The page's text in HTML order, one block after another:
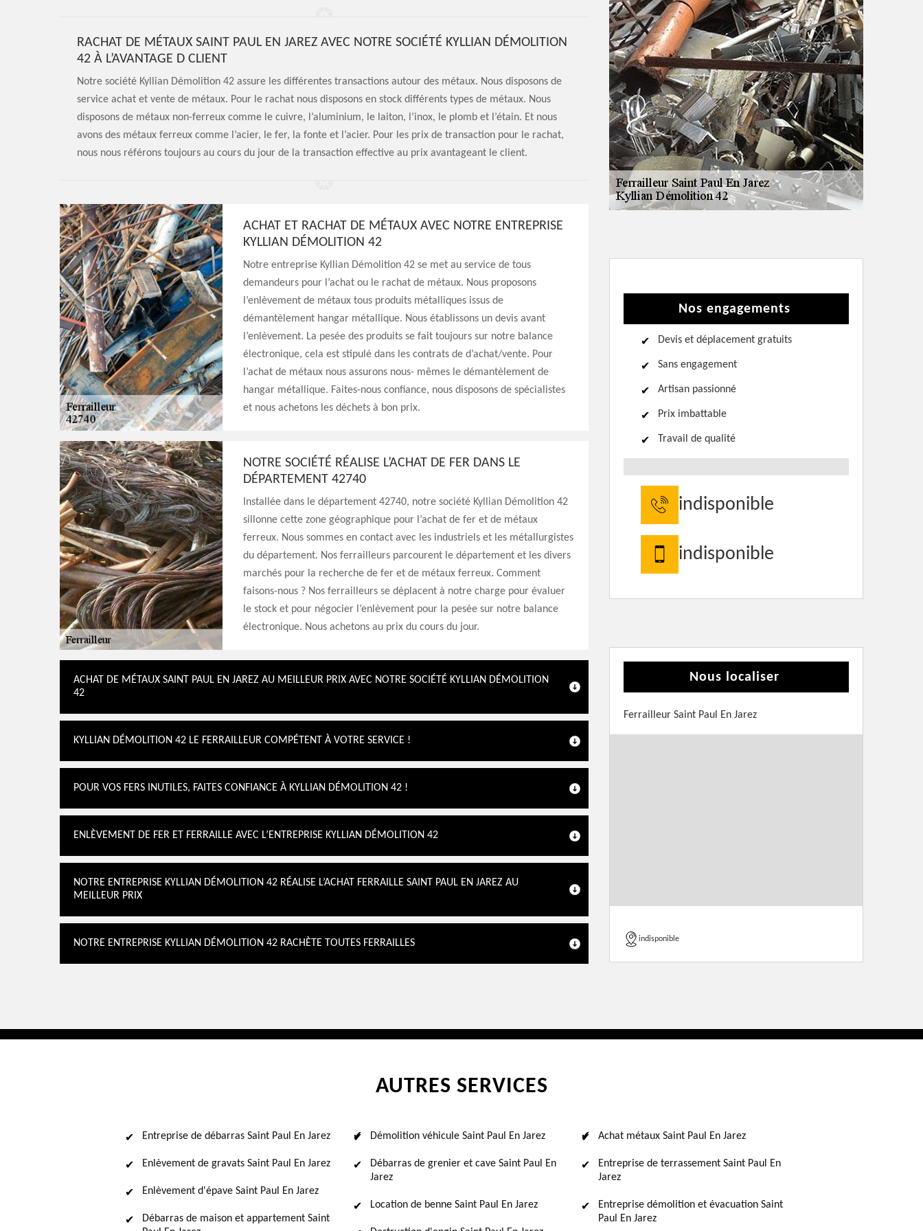
RACHAT DE MÉTAUX SAINT PAUL EN JAREZ AVEC NOTRE SOCIÉTÉ KYLLIAN DÉMOLITION
42 À L’AVANTAGE D CLIENT
Notre société Kyllian Démolition 42 assure les différentes transactions autour des métaux. Nous disposons de
service achat et vente de métaux. Pour le rachat nous disposons en stock différents types de métaux. Nous
disposons de métaux non-ferreux comme le cuivre, l’aluminium, le laiton, l’inox, le plomb et l’étain. Et nous
avons des métaux ferreux comme l’acier, le fer, la fonte et l’acier. Pour les prix de transaction pour le rachat,
nous nous référons toujours au cours du jour de la transaction effective au prix avantageant le client.
ACHAT ET RACHAT DE MÉTAUX AVEC NOTRE ENTREPRISE
KYLLIAN DÉMOLITION 42
Notre entreprise Kyllian Démolition 42 se met au service de tous
demandeurs pour l’achat ou le rachat de métaux. Nous proposons
l’enlèvement de métaux tous produits métalliques issus de
démantèlement hangar métallique. Nous établissons un devis avant
l’enlèvement. La pesée des produits se fait toujours sur notre balance
électronique, cela est stipulé dans les contrats de d’achat/vente. Pour
l’achat de métaux nous assurons nous- mêmes le démantèlement de
hangar métallique. Faites-nous confiance, nous disposons de spécialistes
et nous achetons les déchets à bon prix.
NOTRE SOCIÉTÉ RÉALISE L’ACHAT DE FER DANS LE
DÉPARTEMENT 42740
Installée dans le département 42740, notre société Kyllian Démolition 42
sillonne cette zone géographique pour l’achat de fer et de métaux
ferreux. Nous sommes en contact avec les industriels et les métallurgistes
du département. Nos ferrailleurs parcourent le département et les divers
marchés pour la recherche de fer et de métaux ferreux. Comment
faisons-nous ? Nos ferrailleurs se déplacent à notre charge pour évaluer
le stock et pour négocier l’enlèvement pour la pesée sur notre balance
électronique. Nous achetons au prix du cours du jour.
ACHAT DE MÉTAUX SAINT PAUL EN JAREZ AU MEILLEUR PRIX AVEC NOTRE SOCIÉTÉ KYLLIAN DÉMOLITION
42
KYLLIAN DÉMOLITION 42 LE FERRAILLEUR COMPÉTENT À VOTRE SERVICE !
POUR VOS FERS INUTILES, FAITES CONFIANCE À KYLLIAN DÉMOLITION 42 !
ENLÈVEMENT DE FER ET FERRAILLE AVEC L’ENTREPRISE KYLLIAN DÉMOLITION 42
NOTRE ENTREPRISE KYLLIAN DÉMOLITION 42 RÉALISE L’ACHAT FERRAILLE SAINT PAUL EN JAREZ AU
MEILLEUR PRIX
NOTRE ENTREPRISE KYLLIAN DÉMOLITION 42 RACHÈTE TOUTES FERRAILLES
Nos engagements
Devis et déplacement gratuits
Sans engagement
Artisan passionné
Prix imbattable
Travail de qualité
indisponible
indisponible
Nous localiser
Ferrailleur Saint Paul En Jarez
indisponible
AUTRES SERVICES
Entreprise de débarras Saint Paul En Jarez
Enlèvement de gravats Saint Paul En Jarez
Enlèvement d'épave Saint Paul En Jarez
Débarras de maison et appartement Saint
Démolition véhicule Saint Paul En Jarez
Débarras de grenier et cave Saint Paul En
Jarez
Location de benne Saint Paul En Jarez
Achat métaux Saint Paul En Jarez
Entreprise de terrassement Saint Paul En
Jarez
Entreprise démolition et évacuation Saint
Paul En Jarez